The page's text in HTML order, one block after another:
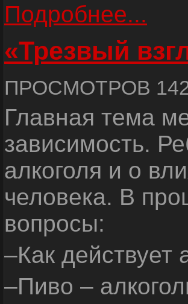
Подробнее...
«Трезвый
ПРОСМОТРОВ
Главная тема
зависимость.
алкоголя и о
человека. В
вопросы:
–Как действует
–Пиво –